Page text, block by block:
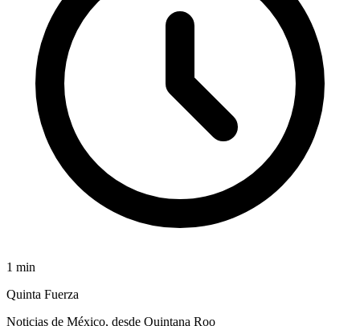
1 min
Quinta Fuerza
Noticias de México, desde Quintana Roo